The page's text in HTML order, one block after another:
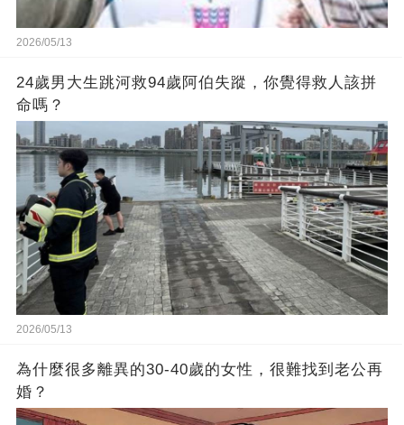
2026/05/13
24歲男大生跳河救94歲阿伯失蹤，你覺得救人該拼
命嗎？
2026/05/13
為什麼很多離異的30-40歲的女性，很難找到老公再
婚？